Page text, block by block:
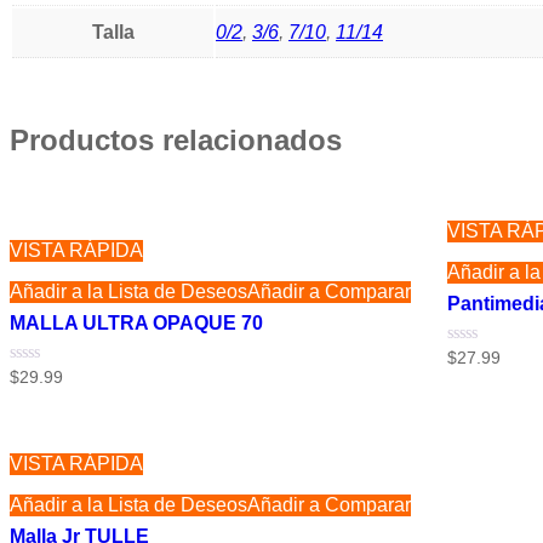
Talla 0/2, 3/6, 7/10, 11/14
Productos relacionados
VISTA RÁPIDA
Añadir a la Lista de DeseosAñadir a Comparar
MALLA ULTRA OPAQUE 70
Valorado
$29.99
VISTA
Añadir a
Valorado
$27.99
VISTA RÁPIDA
Añadir a la Lista de DeseosAñadir a Comparar
Malla Jr TULLE